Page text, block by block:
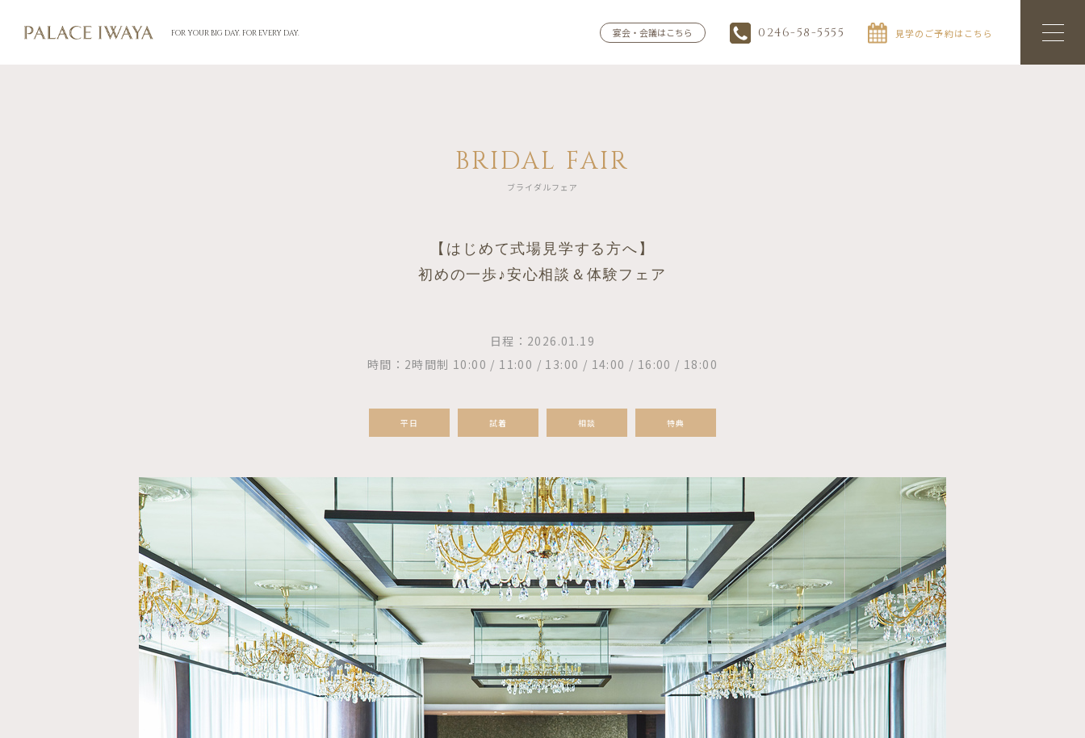
FOR YOUR BIG DAY. FOR EVERY DAY. 宴会・会議はこちら 0246-58-5555 見学のご予約はこちら
BRIDAL FAIR
ブライダルフェア
【はじめて式場見学する方へ】
初めの一歩♪安心相談＆体験フェア
日程：2026.01.19
時間：2時間制 10:00 / 11:00 / 13:00 / 14:00 / 16:00 / 18:00
平日 試着 相談 特典